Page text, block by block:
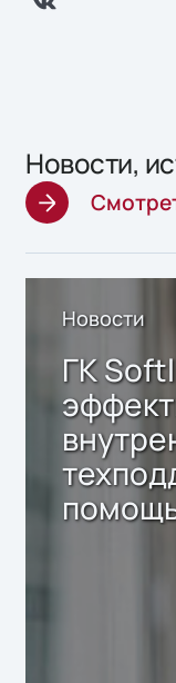
Новости,
Новости
ГК